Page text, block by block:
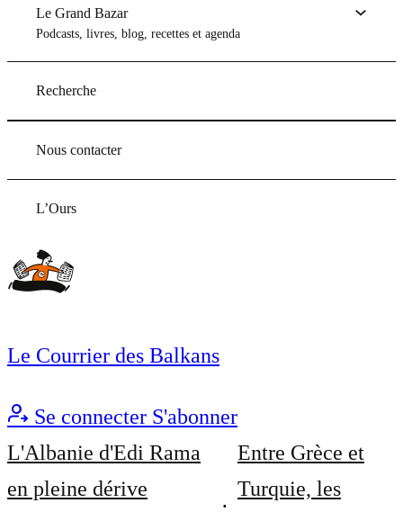
Le Grand Bazar
Podcasts, livres, blog, recettes et agenda
Recherche
Nous contacter
L’Ours
Le Courrier des Balkans
Se connecter S'abonner
L'Albanie d'Edi Rama
en pleine dérive
Entre Grèce et
Turquie, les